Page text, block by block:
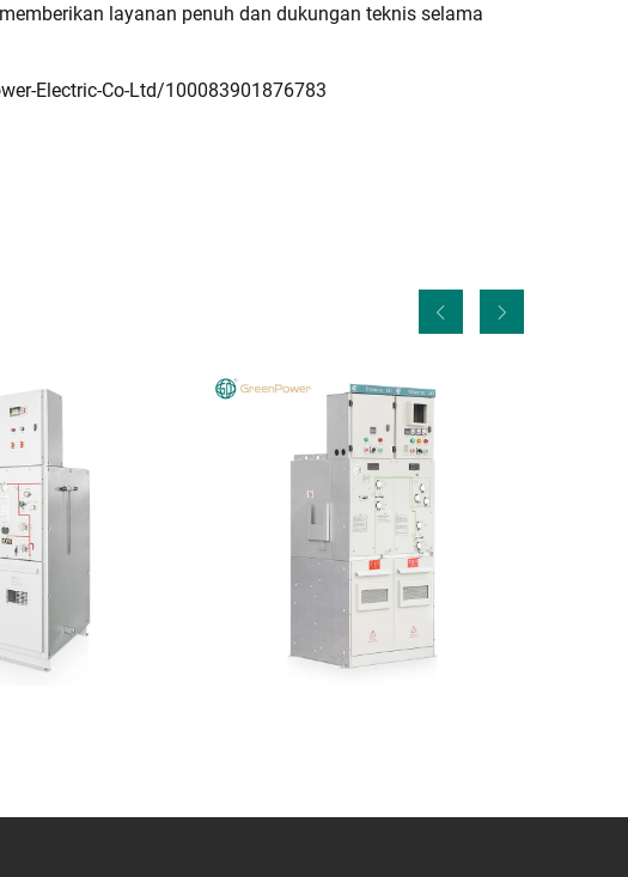
layanan penuh dan dukungan teknis selama
Electric-Co-Ltd/100083901876783